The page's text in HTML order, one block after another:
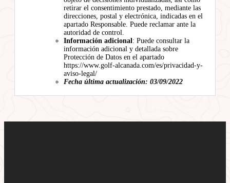
retirar el consentimiento prestado, mediante las
direcciones, postal y electrónica, indicadas en el
apartado Responsable. Puede reclamar ante la
autoridad de control.
Información adicional: Puede consultar la
información adicional y detallada sobre
Protección de Datos en el apartado
https://www.golf-alcanada.com/es/privacidad-y-
aviso-legal/
Fecha última actualización: 03/09/2022